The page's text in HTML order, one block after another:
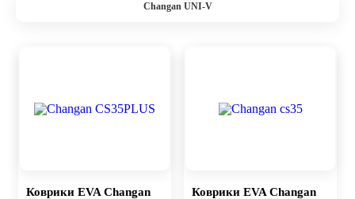
Changan UNI-V
Коврики EVA Changan
Коврики EVA Changan